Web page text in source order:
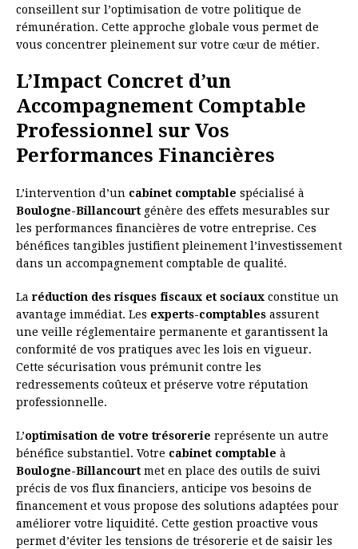
conseillent sur l’optimisation de votre politique de
rémunération. Cette approche globale vous permet de
vous concentrer pleinement sur votre cœur de métier.
L’Impact Concret d’un
Accompagnement Comptable
Professionnel sur Vos
Performances Financières
L’intervention d’un cabinet comptable spécialisé à
Boulogne-Billancourt génère des effets mesurables sur
les performances financières de votre entreprise. Ces
bénéfices tangibles justifient pleinement l’investissement
dans un accompagnement comptable de qualité.
Laréduction des risques fiscaux et sociaux constitue un
avantage immédiat. Les experts-comptables assurent
une veille réglementaire permanente et garantissent la
conformité de vos pratiques avec les lois en vigueur.
Cette sécurisation vous prémunit contre les
redressements coûteux et préserve votre réputation
professionnelle.
L’optimisation de votre trésorerie représente un autre
bénéfice substantiel. Votre cabinet comptable à
Boulogne-Billancourt met en place des outils de suivi
précis de vos flux financiers, anticipe vos besoins de
financement et vous propose des solutions adaptées pour
améliorer votre liquidité. Cette gestion proactive vous
permet d’éviter les tensions de trésorerie et de saisir les